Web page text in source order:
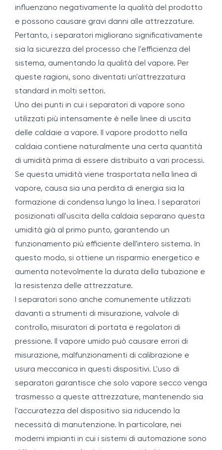
influenzano negativamente la qualità del prodotto
e possono causare gravi danni alle attrezzature.
Pertanto, i separatori migliorano significativamente
sia la sicurezza del processo che l'efficienza del
sistema, aumentando la qualità del vapore. Per
queste ragioni, sono diventati un'attrezzatura
standard in molti settori.
Uno dei punti in cui i separatori di vapore sono
utilizzati più intensamente è nelle linee di uscita
delle caldaie a vapore. Il vapore prodotto nella
caldaia contiene naturalmente una certa quantità
di umidità prima di essere distribuito a vari processi.
Se questa umidità viene trasportata nella linea di
vapore, causa sia una perdita di energia sia la
formazione di condensa lungo la linea. I separatori
posizionati all'uscita della caldaia separano questa
umidità già al primo punto, garantendo un
funzionamento più efficiente dell'intero sistema. In
questo modo, si ottiene un risparmio energetico e
aumenta notevolmente la durata della tubazione e
la resistenza delle attrezzature.
I separatori sono anche comunemente utilizzati
davanti a strumenti di misurazione, valvole di
controllo, misuratori di portata e regolatori di
pressione. Il vapore umido può causare errori di
misurazione, malfunzionamenti di calibrazione e
usura meccanica in questi dispositivi. L'uso di
separatori garantisce che solo vapore secco venga
trasmesso a queste attrezzature, mantenendo sia
l'accuratezza del dispositivo sia riducendo la
necessità di manutenzione. In particolare, nei
moderni impianti in cui i sistemi di automazione sono